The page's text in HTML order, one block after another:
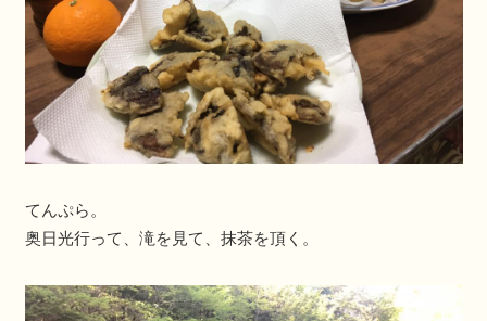
てんぷら。
奥日光行って、滝を見て、抹茶を頂く。